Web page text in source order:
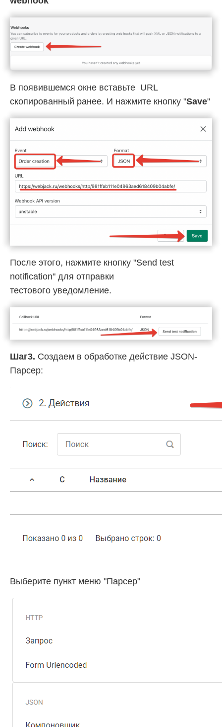
В появившемся окне вставьте URL
скопированный ранее. И нажмите кнопку "Save"
После этого, нажмите кнопку "Send test
notification" для отправки
тестового уведомление.
Шаг3. Создаем в обработке действие JSON-
Парсер:
Выберите пункт меню "Парсер"